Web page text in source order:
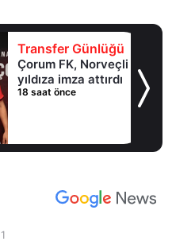
Günlüğü
FK, Norveçli
imza attırdı
önce